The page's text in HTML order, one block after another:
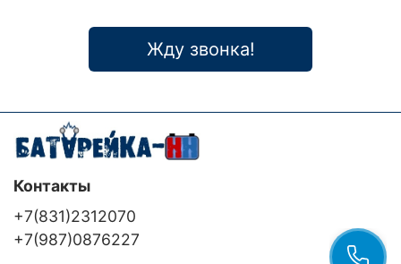
Жду звонка!
Контакты
+7(831)2312070
+7(987)0876227